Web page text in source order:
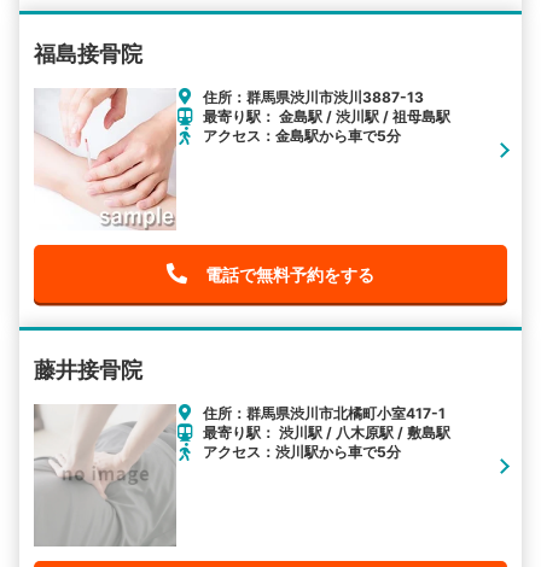
福島接骨院
住所：群馬県渋川市渋川3887-13
最寄り駅： 金島駅 / 渋川駅 / 祖母島駅
アクセス：金島駅から車で5分
電話で無料予約をする
藤井接骨院
住所：群馬県渋川市北橘町小室417-1
最寄り駅： 渋川駅 / 八木原駅 / 敷島駅
アクセス：渋川駅から車で5分